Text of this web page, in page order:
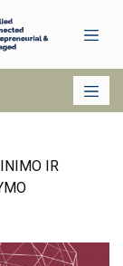
IR